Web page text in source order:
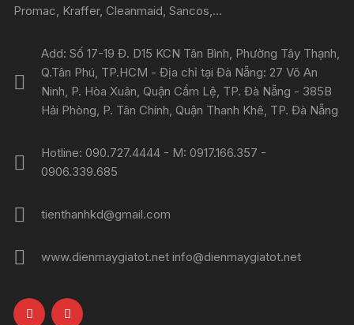
Promac, Kraffer, Cleanmaid, Sancos,...
Add: Số 17-19 Đ. D15 KCN Tân Bình, Phường Tây Thạnh,
Q.Tân Phú, TP.HCM - Địa chỉ tại Đà Nẵng: 27 Võ An
Ninh, P. Hòa Xuân, Quận Cẩm Lệ, TP. Đà Nẵng - 385B
Hải Phòng, P. Tân Chính, Quận Thanh Khê, TP. Đà Nẵng
Hotline: 090.727.4444 - M: 0917.166.357 -
0906.339.685
tienthanhkd@gmail.com
www.dienmaygiatot.net info@dienmaygiatot.net